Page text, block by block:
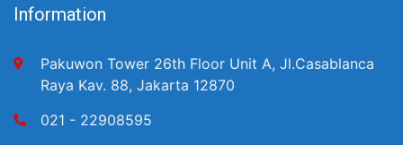
Information
Pakuwon Tower 26th Floor Unit A, Jl.Casablanca
Raya Kav. 88, Jakarta 12870
021 - 22908595